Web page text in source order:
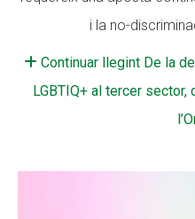
i la no-
Continuar llegint De la
LGBTIQ+ al tercer